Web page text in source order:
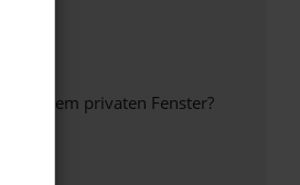
in einem privaten Fenster?